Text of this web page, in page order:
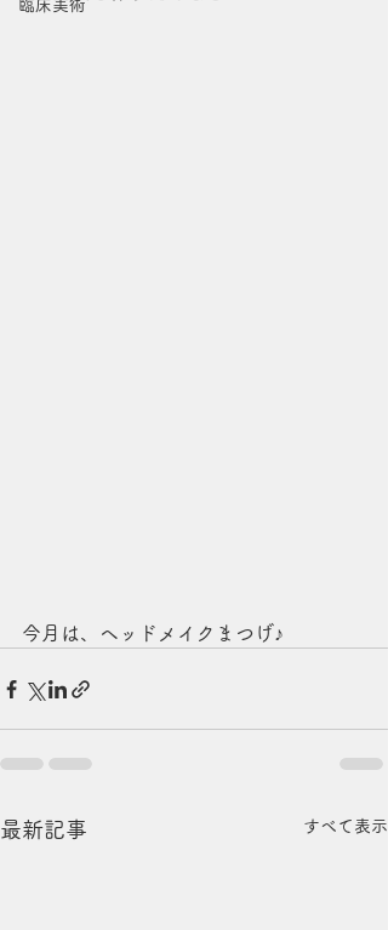
臨床美術
今月は、ヘッドメイクまつげ♪
最新記事 すべて表示